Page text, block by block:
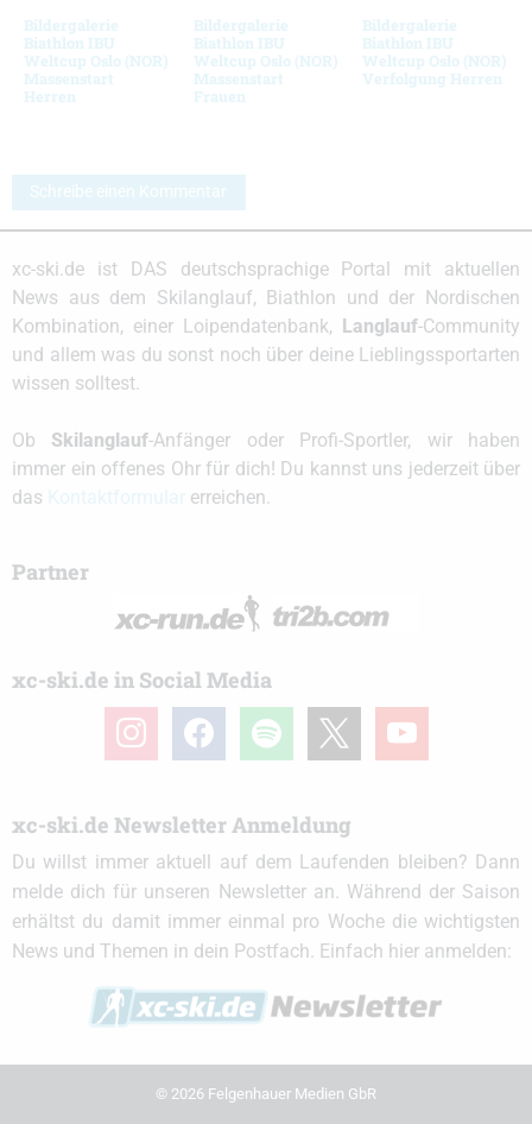
Bildergalerie
Biathlon IBU
Weltcup Oslo (NOR)
Massenstart
Herren
Bildergalerie
Biathlon IBU
Weltcup Oslo (NOR)
Massenstart
Frauen
Bildergalerie
Biathlon IBU
Weltcup Oslo (NOR)
Verfolgung Herren
Schreibe einen Kommentar
xc-ski.de ist DAS deutschsprachige Portal mit aktuellen
News aus dem Skilanglauf, Biathlon und der Nordischen
Kombination, einer Loipendatenbank,
Langlauf-Community
und allem was du sonst noch über deine Lieblingssportarten
wissen solltest.
Ob Skilanglauf-Anfänger oder Profi-Sportler, wir haben
immer ein offenes Ohr für dich! Du kannst uns jederzeit über
das
erreichen.
Partner
xc-ski.de in Social Media
instagramfacebook spotify youtube
xc-ski.de Newsletter Anmeldung
Du willst immer aktuell auf dem Laufenden bleiben? Dann
melde dich für unseren Newsletter an. Während der Saison
erhältst du damit immer einmal pro Woche die wichtigsten
News und Themen in dein Postfach. Einfach hier anmelden:
© 2026 Felgenhauer Medien GbR